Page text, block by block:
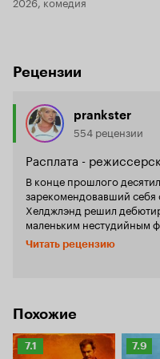
Рецензии
prankster
554 рецензии
Расплата -
В конце прошлого
зарекомендовавший себя
Хелджлэнд решил
маленьким нестудийным
перерос в мейнстримовое
Мэла Гибсона. Если кто
отомстить и вернуть
деньги. Современный Голливуд крайне редко
выдает на свет такие
ни одного
Читать рецензию
Похожие
Рейтинг
7.1 7.9